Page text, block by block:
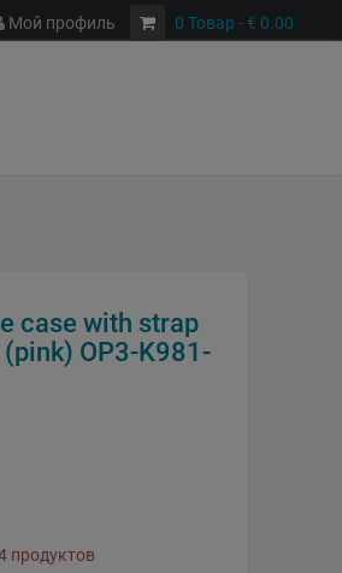
0 Товар - € 0.00
Мой профиль
case with strap
OP3-K981-
продуктов